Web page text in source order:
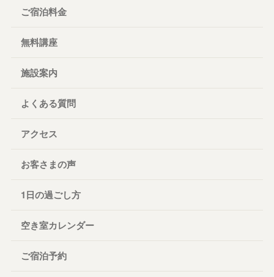
ご宿泊料金
無料講座
施設案内
よくある質問
アクセス
お客さまの声
1日の過ごし方
空き室カレンダー
ご宿泊予約